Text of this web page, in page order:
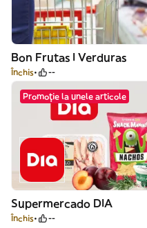
Bon Frutas I Verduras
Închis --
Promoție la unele articole
Supermercado DIA
Închis --